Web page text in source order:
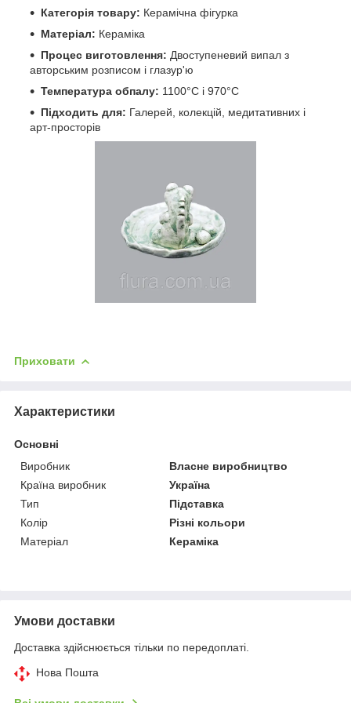
Категорія товару: Керамічна фігурка
Матеріал: Кераміка
Процес виготовлення: Двоступеневий випал з
авторським розписом і глазур'ю
Температура обпалу: 1100°C і 970°C
Підходить для: Галерей, колекцій, медитативних і
арт-просторів
Приховати
Характеристики
Основні
Виробник
Власне виробництво
Країна виробник
Україна
Тип
Підставка
Колір
Різні кольори
Матеріал
Кераміка
Умови доставки
Доставка здійснюється тільки по передоплаті.
Нова Пошта